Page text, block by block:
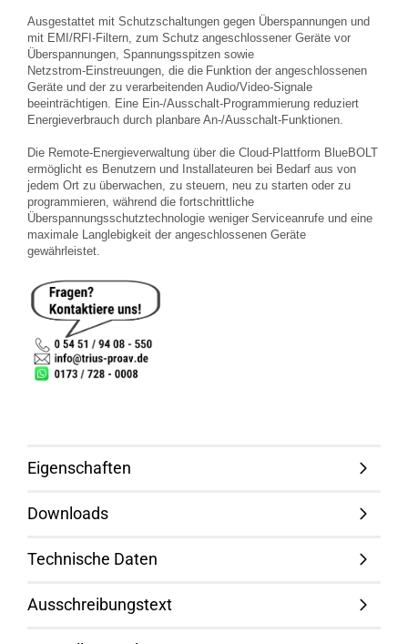
Ausgestattet mit Schutzschaltungen gegen Überspannungen und
mit EMI/RFI -Filtern, zum Schutz angeschlossener Geräte vor
Überspannungen, Spannungsspitzen sowie
Netzstrom-Einstreuungen, die die Funktion der angeschlossenen
Geräte und der zu verarbeitenden Audio/Video-Signale
beeinträchtigen. Eine Ein-/Ausschalt-Programmierung reduziert
Energieverbrauch durch planbare An-/Ausschalt-Funktionen.
Die Remote-Energieverwaltung über die Cloud-Plattform BlueBOLT
ermöglicht es Benutzern und
Installateuren bei Bedarf aus von
jedem Ort zu überwac hen, zu steuern, neu zu starten oder zu
programmieren, während die fortschrittliche
Überspannungsschutztechnologie weniger Serviceanrufe und eine
maximale Langlebigkeit der angeschlossenen Geräte
gewährleistet.
Eigenschaften
Downloads
Technische Daten
Ausschreibungstext